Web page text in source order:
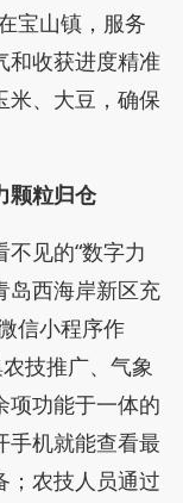
宝山镇，服务
和收获进度精准
米、大豆，确保
颗粒归仓
见的“数字力
岛西海岸新区充
信小程序作
技推广、气象
项功能于一体的
手机就能查看最
；农技人员通过